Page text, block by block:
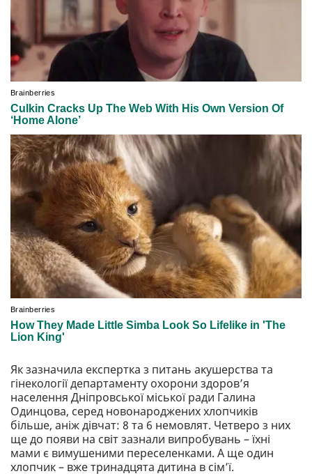
Як зазначила експертка з питань акушерства та
гінекології департаменту охорони здоров’я
населення Дніпровської міської ради Галина
Одинцова, серед новонароджених хлопчиків
більше, аніж дівчат: 8 та 6 немовлят. Четверо з них
ще до появи на світ зазнали випробувань – їхні
мами є вимушеними переселенками. А ще один
хлопчик – вже тринадцята дитина в сім’ї.